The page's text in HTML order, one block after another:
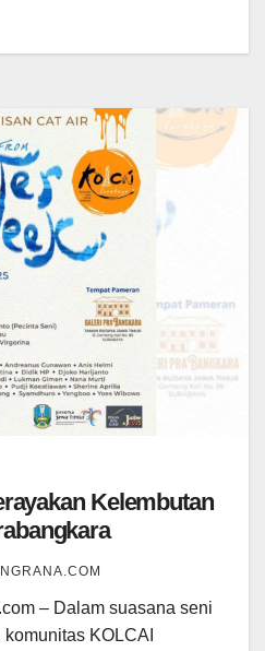
Kelembutan
– Dalam suasana seni
KOLCAI